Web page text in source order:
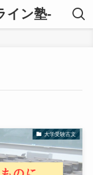
イン塾-
大学受験古文